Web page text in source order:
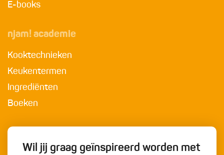
E-books
njam! academie
Kooktechnieken
Keukentermen
Ingrediënten
Boeken
Wil jij graag geïnspireerd worden met